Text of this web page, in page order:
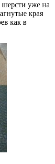
шерсти уже на
края
как в